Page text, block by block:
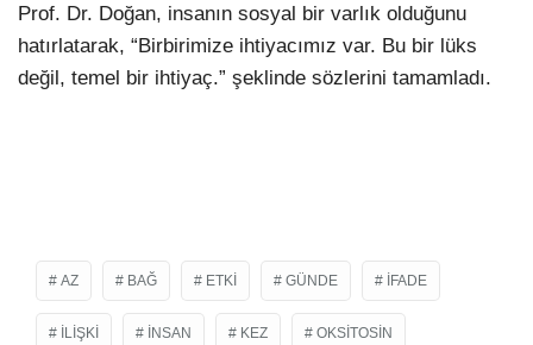
Prof. Dr. Doğan, insanın sosyal bir varlık olduğunu
hatırlatarak, “Birbirimize ihtiyacımız var. Bu bir lüks
değil, temel bir ihtiyaç.” şeklinde sözlerini tamamladı.
AZ BAĞ ETKI GÜNDE IFADE
ILIŞKI INSAN KEZ OKSITOSIN